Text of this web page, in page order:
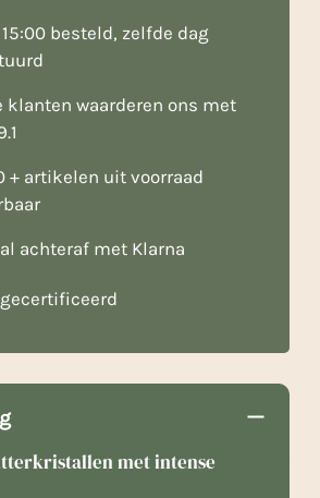
15:00 besteld, zelfde dag
klanten waarderen ons met
+ artikelen uit voorraad
achteraf met Klarna
gecertificeerd
met intense